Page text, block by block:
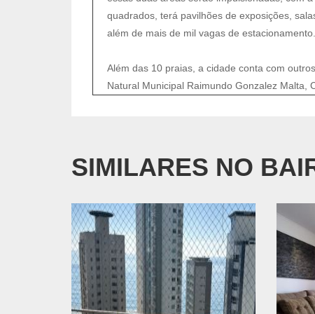
quadrados, terá pavilhões de exposições,
além de mais de mil vagas de estacionamento.
Além das 10 praias, a cidade conta com
Natural Municipal Raimundo Gonzalez Malta,
SIMILARES NO